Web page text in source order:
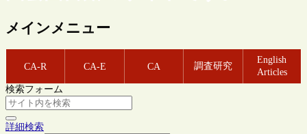
メインメニュー
CA-R CA-E CA 調査研究
English
Articles
検索フォーム
詳細検索